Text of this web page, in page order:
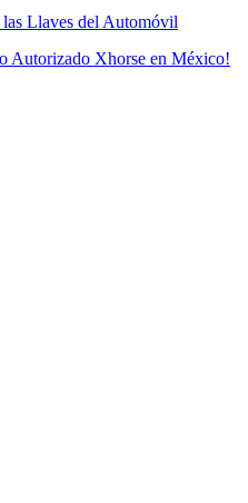
Llaves del Automóvil
Autorizado Xhorse en México!